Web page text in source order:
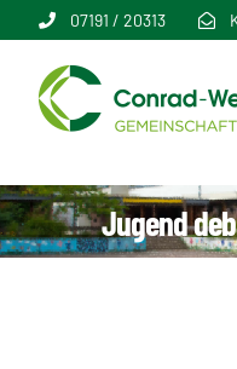
springen
07191 / 20313
Jugend